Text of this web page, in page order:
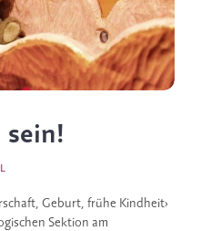
sein!
Geburt, frühe Kindheit›
Sektion am